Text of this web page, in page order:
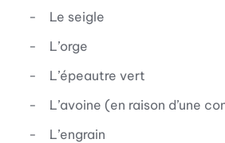
Le seigle
L’orge
L’épeautre vert
L’avoine (en raison d’une
L’engrain